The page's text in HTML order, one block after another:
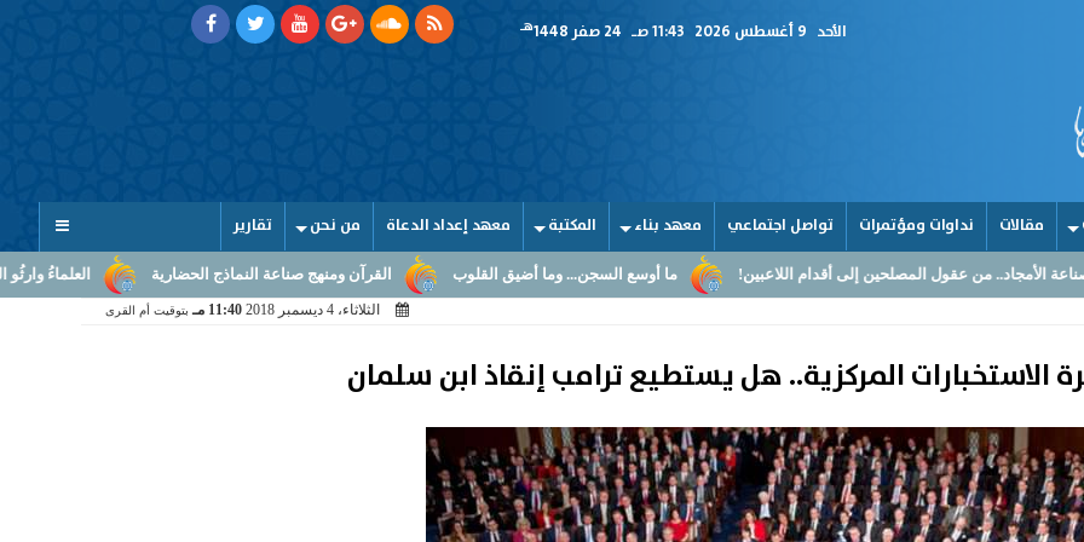
الأحد 11:43 صـ هـ
مقالات نداوات ومؤتمرات تواصل اجتماعي معهد بناء المكتبة معهد إعداد الدعاة من نحن تقارير
العلماءُ وارثُو النبوّة: من بلاغ القرآن ومنهج صناعة النماذج الحضارية ما أوسع السجن... وما أضيق القلوب المصلحين إلى أقدام اللاعبين!
الثلاثاء، 4 ديسمبر 2018 11:40 مـ بتوقيت أم القرى
الاستخبارات المركزية.. هل يستطيع ترامب إنقاذ ابن سلمان